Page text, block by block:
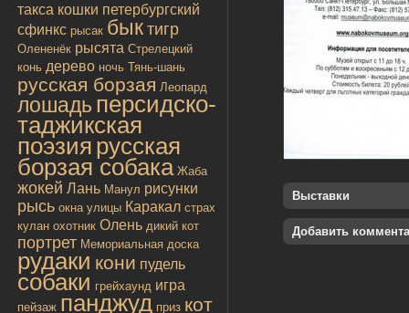
такса кошки петербургский
сфинкс рысак бык тигр
Олененёк рысята Стрелецкий
конь дерево ночь Тянь-шань
русская борзая Леопард
лошадь персидско-
таджикская
поэзия русская
борзая собака Жаба
жокей Лань Манул рисунки
рысь окна улицы Каракал страх
кулан охотник Олень дикий кот
портрет Мемориальная доска
рудаки кони пудель
собаки грейхаунд игра
пейзаж панджуд приз кот
Выставки
Добавить